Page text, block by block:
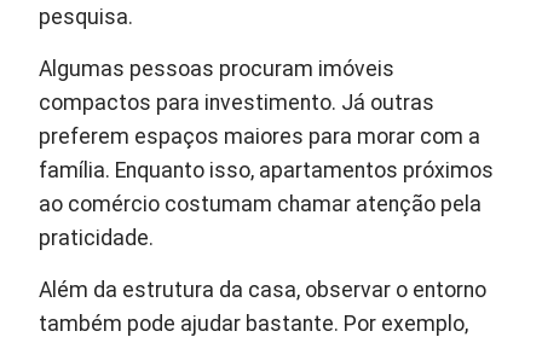
pesquisa.
Algumas pessoas procuram imóveis
compactos para investimento. Já outras
preferem espaços maiores para morar com a
família. Enquanto isso, apartamentos próximos
ao comércio costumam chamar atenção pela
praticidade.
Além da estrutura da casa, observar o entorno
também pode ajudar bastante. Por exemplo,